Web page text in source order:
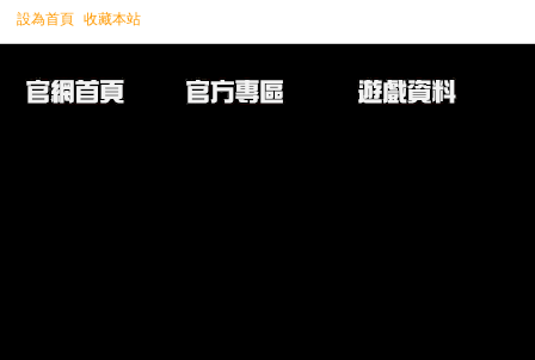
設為首頁 收藏本站